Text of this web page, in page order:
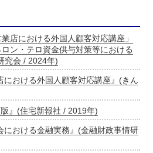
店における外国人顧客対応講座」
ン・テロ資金供与対策等における
究会 / 2024年)
における外国人顧客対応講座』(きん
』(住宅新報社 / 2019年)
における金融実務』(金融財政事情研